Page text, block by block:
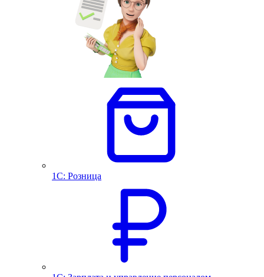
1С: Розница